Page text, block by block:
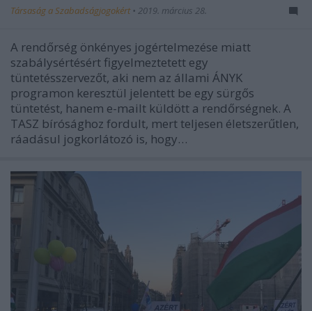
Társaság a Szabadságjogokért • 2019. március 28.
A rendőrség önkényes jogértelmezése miatt
szabálysértésért figyelmeztetett egy
tüntetésszervezőt, aki nem az állami ÁNYK
programon keresztül jelentett be egy sürgős
tüntetést, hanem e-mailt küldött a rendőrségnek. A
TASZ bírósághoz fordult, mert teljesen életszerűtlen,
ráadásul jogkorlátozó is, hogy…